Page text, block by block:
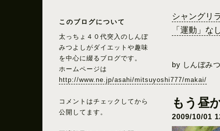
このブログについて
太っちょ４０代突入のしんぼ
みつよしがダイエットや趣味
を中心に綴るブログです。
ホームページは
http://www.ne.jp/asahi/mitsuyoshi777/makai/
コメントはチェックしてから
公開してます。
シャングリ
「運動」な
by しんぼみ